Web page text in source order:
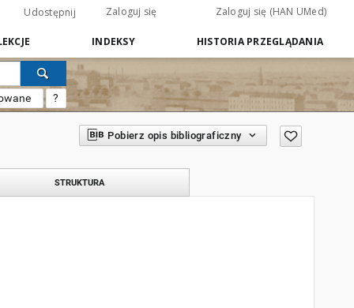
Udostępnij Zaloguj się Zaloguj się (HAN UMed)
INDEKSY HISTORIA PRZEGLĄDANIA
?
Pobierz opis bibliograficzny
STRUKTURA